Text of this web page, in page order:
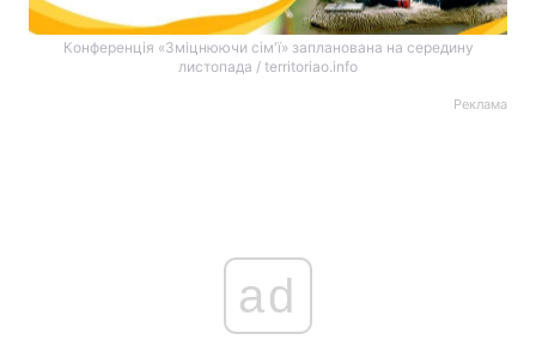
Конференція «Зміцнюючи сім'ї» запланована на середину
листопада / territoriao.info
Реклама
ad